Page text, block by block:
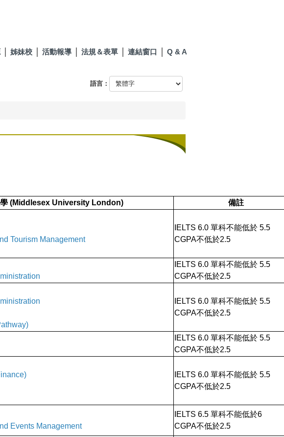
姊妹校 活動報導 法規＆表單 連結窗口 Q & A
語言：
(Middlesex University London) 備註
Tourism Management
IELTS 6.0 單科不能低於 5.5
CGPA不低於2.5
IELTS 6.0 單科不能低於 5.5
CGPA不低於2.5
IELTS 6.0 單科不能低於 5.5
CGPA不低於2.5
IELTS 6.0 單科不能低於 5.5
CGPA不低於2.5
IELTS 6.0 單科不能低於 5.5
CGPA不低於2.5
Events Management
IELTS 6.5 單科不能低於6
CGPA不低於2.5